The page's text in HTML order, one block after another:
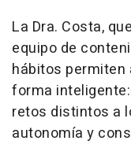
La Dra. Costa,
equipo de
hábitos permiten
forma
retos distintos a
autonomía y